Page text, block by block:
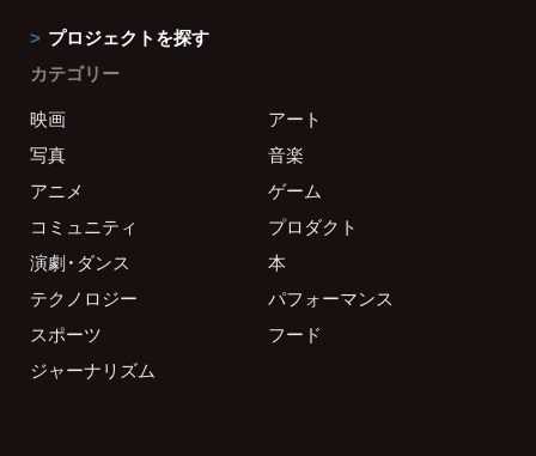
プロジェクトを探す
カテゴリー
映画
アート
写真
音楽
アニメ
ゲーム
コミュニティ
プロダクト
演劇・ダンス
本
テクノロジー
パフォーマンス
スポーツ
フード
ジャーナリズム